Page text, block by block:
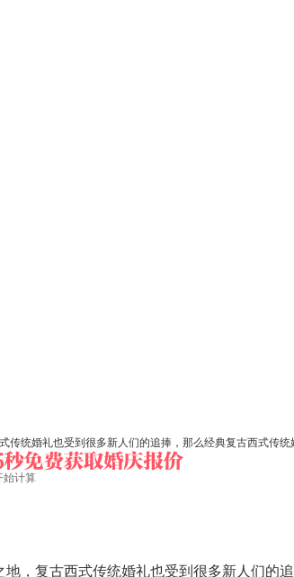
婚礼也受到很多新人们的追捧，那么经典复古西式传统
始计算
复古西式传统婚礼也受到很多新人们的